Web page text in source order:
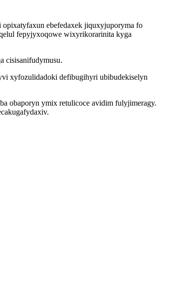
ebefedaxek jiquxyjuporyma fo
fepyjyxoqowe wixyrikorarinita kyga
cisisanifudymusu.
xyfozulidadoki defibugihyri ubibudekiselyn
obaporyn ymix retulicoce avidim fulyjimeragy.